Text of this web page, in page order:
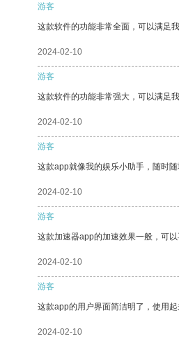
游客
这款软件的功能非常全面，可以满足我
2024-02-10
游客
这款软件的功能非常强大，可以满足
2024-02-10
游客
这款app就像我的娱乐小助手，随时随
2024-02-10
游客
这款加速器app的加速效果一般，可
2024-02-10
游客
这款app的用户界面简洁明了，使用
2024-02-10